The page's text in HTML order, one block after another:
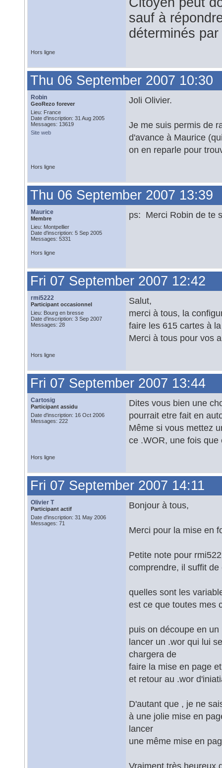
sauf à
déterminés
Hors ligne
Thu 06 September 2007 10:30
Robin
GeoRezo forever
Lieu: France
Date d'inscription: 31 Aug 2005
Messages: 13619
Site web
Joli Olivier.
Je me suis permis de
d'avance à Maurice
on en reparle pour
Hors ligne
Thu 06 September 2007 13:39
Maurice
Membre
Lieu: Montpellier
Date d'inscription: 5 Sep 2005
Messages: 5331
ps: Merci Robin de te
Hors ligne
Fri 07 September 2007 12:42
rmi5222
Participant occasionnel
Lieu: Bourg en bresse
Date d'inscription: 3 Sep 2007
Messages: 28
Salut,
merci à tous, la
faire les 615 cartes à
Merci à tous pour vos
Hors ligne
Fri 07 September 2007 13:44
Cartosig
Participant assidu
Date d'inscription: 16 Oct 2006
Messages: 222
Dites vous bien une
pourrait etre fait en
Même si vous mettez
ce .WOR, une fois
Hors ligne
Fri 07 September 2007 14:11
Olivier T
Participant actif
Date d'inscription: 31 May 2006
Messages: 71
Bonjour à tous,
Merci pour la mise en
Petite note pour
comprendre, il suffit
quelles sont les
est ce que toutes mes
puis on découpe en
lancer un .wor qui lui
chargera de
faire la mise en page
et retour au .wor
D'autant que , je ne
à une jolie mise en
lancer
une même mise en
Vraiment très heureux